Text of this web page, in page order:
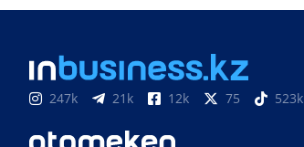
247k 21k 12k 75 523k